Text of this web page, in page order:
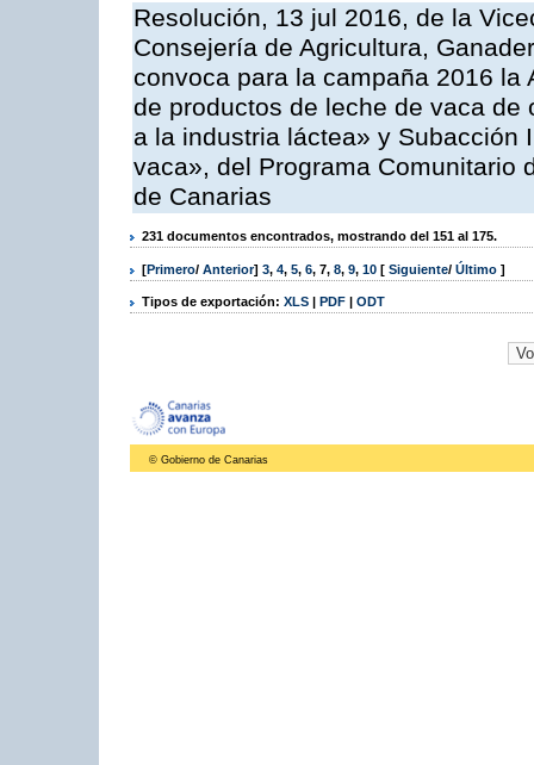
Resolución, 13 jul 2016, de la
Consejería de Agricultura,
convoca para la campaña 2016
de productos de leche de vaca
a la industria láctea» y Subacción
vaca», del Programa Comunitario
de Canarias
231 documentos encontrados, mostrando del 151 al 175.
[Primero/ Anterior] 3, 4, 5, 6, 7, 8, 9, 10 [ Siguiente/ Último ]
Tipos de exportación: XLS | PDF | ODT
© Gobierno de Canarias